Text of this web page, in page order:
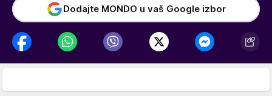
Dodajte MONDO u vaš Google izbor